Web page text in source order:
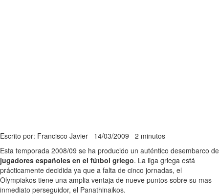
Escrito por: Francisco Javier 14/03/2009 2 minutos
Esta temporada 2008/09 se ha producido un auténtico desembarco de
jugadores españoles en el fútbol griego. La liga griega está
prácticamente decidida ya que a falta de cinco jornadas, el
Olympiakos tiene una amplia ventaja de nueve puntos sobre su mas
inmediato perseguidor, el Panathinaikos.